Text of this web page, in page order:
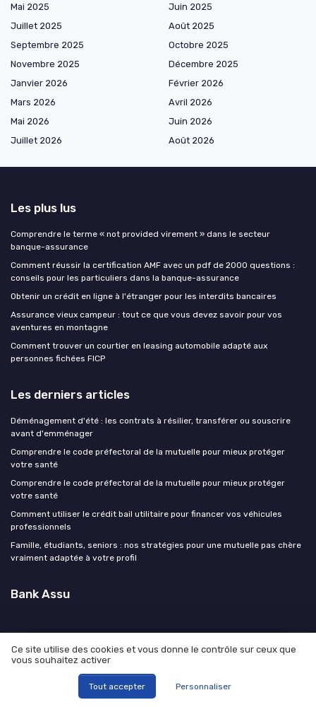
Mai 2025
Juin 2025
Juillet 2025
Août 2025
Septembre 2025
Octobre 2025
Novembre 2025
Décembre 2025
Janvier 2026
Février 2026
Mars 2026
Avril 2026
Mai 2026
Juin 2026
Juillet 2026
Août 2026
Les plus lus
Comprendre le terme « not provided virement » dans le secteur
banque-assurance
Comment réussir la certification AMF avec un pdf de 2000 questions :
conseils pour les particuliers dans la banque-assurance
Obtenir un crédit en ligne à l'étranger pour les interdits bancaires
Assurance vieux campeur : tout ce que vous devez savoir pour vos
aventures en montagne
Comment trouver un courtier en leasing automobile adapté aux
personnes fichées FICP
Les derniers articles
Déménagement d'été : les contrats à résilier, transférer ou souscrire
avant d'emménager
Comprendre le code préfectoral de la mutuelle pour mieux protéger
votre santé
Comprendre le code préfectoral de la mutuelle pour mieux protéger
votre santé
Comment utiliser le crédit bail utilitaire pour financer vos véhicules
professionnels
Famille, étudiants, seniors : nos stratégies pour une mutuelle pas chère
vraiment adaptée à votre profil
Bank Assu
Mentions légales
© Bank Assu 2026
Ce site utilise des cookies et vous donne le contrôle sur ceux que
vous souhaitez activer
Tout accepter Personnaliser